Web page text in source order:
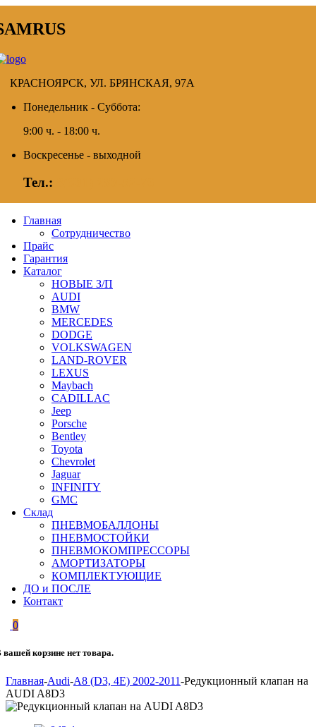
КРАСНОЯРСК, УЛ. БРЯНСКАЯ, 97А
Понедельник - Суббота:
9:00 ч. - 18:00 ч.
Воскресенье - выходной
Тел.:
Главная
Сотрудничество
Прайс
Гарантия
Каталог
НОВЫЕ З/П
AUDI
BMW
MERCEDES
DODGE
VOLKSWAGEN
LAND-ROVER
LEXUS
Maybach
CADILLAC
Jeep
Porsche
Bentley
Toyota
Chevrolet
Jaguar
INFINITY
GMC
Склад
ПНЕВМОБАЛЛОНЫ
ПНЕВМОСТОЙКИ
ПНЕВМОКОМПРЕССОРЫ
АМОРТИЗАТОРЫ
КОМПЛЕКТУЮЩИЕ
ДО и ПОСЛЕ
Контакт
0
вашей корзине нет товара.
Главная-Audi-A8 (D3, 4E) 2002-2011-Редукционный клапан на
AUDI A8D3